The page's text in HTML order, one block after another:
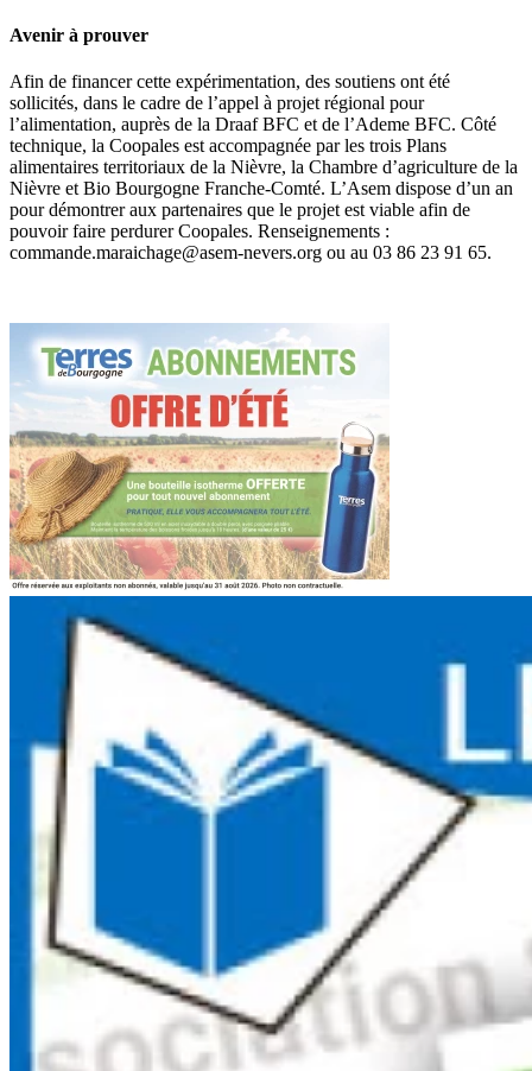
Avenir à prouver
Afin de financer cette expérimentation, des soutiens ont été
sollicités, dans le cadre de l’appel à projet régional pour
l’alimentation, auprès de la Draaf BFC et de l’Ademe BFC. Côté
technique, la Coopales est accompagnée par les trois Plans
alimentaires territoriaux de la Nièvre, la Chambre d’agriculture de la
Nièvre et Bio Bourgogne Franche-Comté. L’Asem dispose d’un an
pour démontrer aux partenaires que le projet est viable afin de
pouvoir faire perdurer Coopales. Renseignements :
commande.maraichage@asem-nevers.org ou au 03 86 23 91 65.